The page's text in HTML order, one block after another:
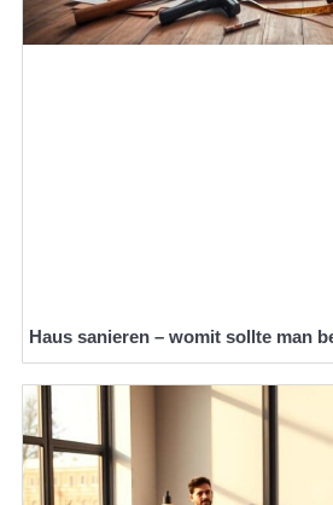
Haus sanieren – womit sollte man